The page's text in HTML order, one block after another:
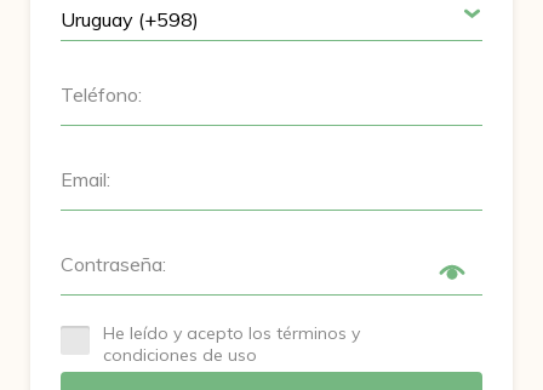
Teléfono:
Email:
Contraseña:
He leído y acepto los términos y
condiciones de uso